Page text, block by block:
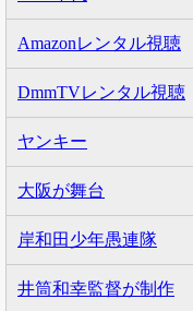
Amazonレンタル視聴
DmmTVレンタル視聴
ヤンキー
大阪が舞台
岸和田少年愚連隊
井筒和幸監督が制作